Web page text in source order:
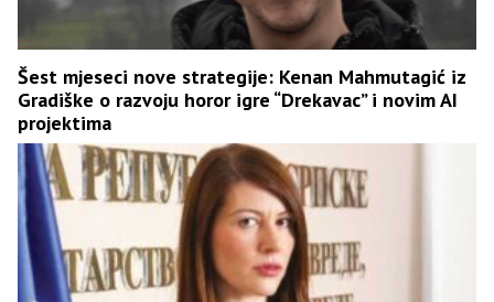
Šest mjeseci nove strategije: Kenan Mahmutagić iz
Gradiške o razvoju horor igre “Drekavac” i novim AI
projektima